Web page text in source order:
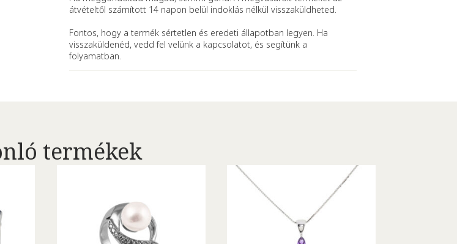
átvételtől számított 14 napon belül indoklás nélkül visszaküldheted.
Fontos, hogy a termék sértetlen és eredeti állapotban legyen. Ha
visszaküldenéd, vedd fel velünk a kapcsolatot, és segítünk a
folyamatban.
termékek